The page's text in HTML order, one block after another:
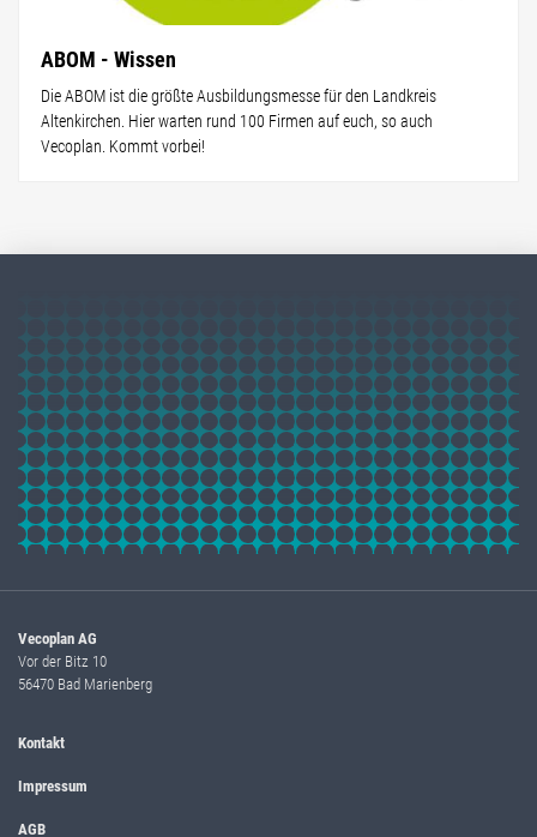
ABOM - Wissen
Die ABOM ist die größte Ausbildungsmesse für den Landkreis
Altenkirchen. Hier warten rund 100 Firmen auf euch, so auch
Vecoplan. Kommt vorbei!
Vecoplan AG
Vor der Bitz 10
56470 Bad Marienberg
Kontakt
Impressum
AGB